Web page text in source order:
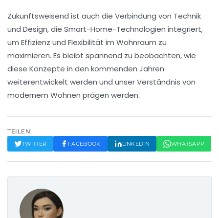
Zukunftsweisend ist auch die Verbindung von Technik
und Design, die Smart-Home-Technologien integriert,
um Effizienz und Flexibilität im Wohnraum zu
maximieren. Es bleibt spannend zu beobachten, wie
diese Konzepte in den kommenden Jahren
weiterentwickelt werden und unser Verständnis von
modernem Wohnen prägen werden.
TEILEN:
TWITTER FACEBOOK LINKEDIN WHATSAPP